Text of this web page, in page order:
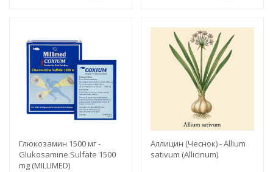
Глюкозамин 1500 мг -
Glukosamine Sulfate 1500
mg (MILLIMED)
Аллицин (Чеснок) - Allium
sativum (Allicinum)